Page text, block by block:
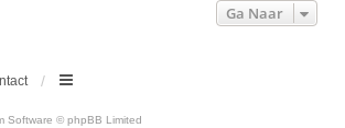
Ga Naar
Software © phpBB Limited